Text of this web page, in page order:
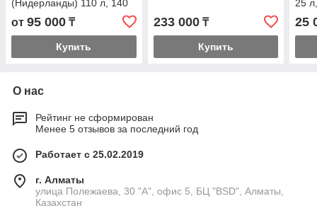
(Нидерланды) 110 л, 140
л, 200 л, 300 л, 425 л, 600
л, 800 л, 1000 л,
от 95 000 ₸
Купить
233 000₸
Купить
25
25
О нас
Рейтинг не сформирован
Менее 5 отзывов за последний год
Работает с 25.02.2019
г. Алматы
улица Полежаева, 30 "А", офис 5, БЦ "BSD", Алматы,
Казахстан